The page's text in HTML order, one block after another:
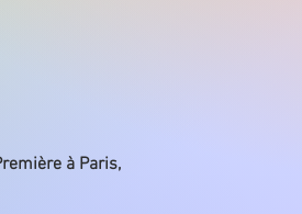
à Paris,